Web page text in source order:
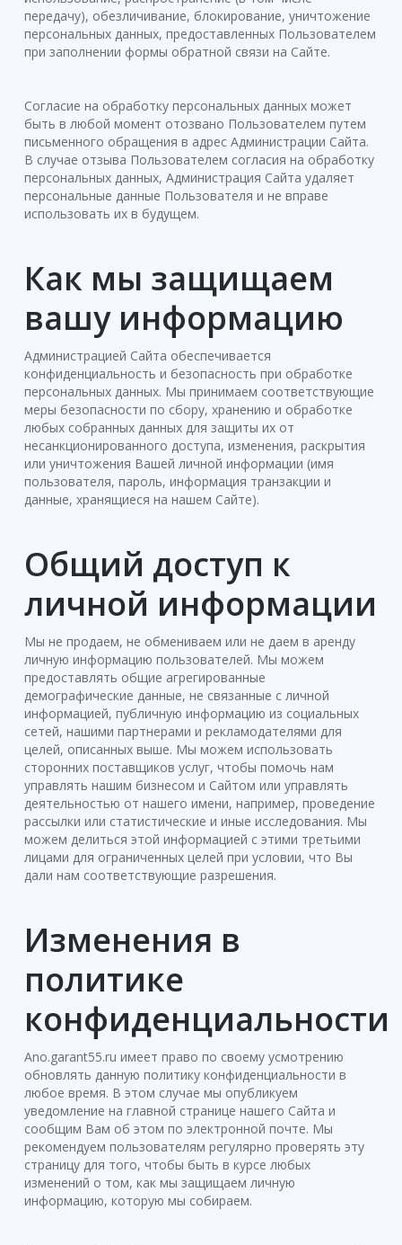
передачу), обезличивание, блокирование, уничтожение
персональных данных, предоставленных Пользователем
при заполнении формы обратной связи на Сайте.
Согласие на обработку персональных данных может
быть в любой момент отозвано Пользователем путем
письменного обращения в адрес Администрации Сайта.
В случае отзыва Пользователем согласия на обработку
персональных данных, Администрация Сайта удаляет
персональные данные Пользователя и не вправе
использовать их в будущем.
Как мы защищаем
вашу информацию
Администрацией Сайта обеспечивается
конфиденциальность и безопасность при обработке
персональных данных. Мы принимаем соответствующие
меры безопасности по сбору, хранению и обработке
любых собранных данных для защиты их от
несанкционированного доступа, изменения, раскрытия
или уничтожения Вашей личной информации (имя
пользователя, пароль, информация транзакции и
данные, хранящиеся на нашем Сайте).
Общий доступ к
личной информации
Мы не продаем, не обмениваем или не даем в аренду
личную информацию пользователей. Мы можем
предоставлять общие агрегированные
демографические данные, не связанные с личной
информацией, публичную информацию из социальных
сетей, нашими партнерами и рекламодателями для
целей, описанных выше. Мы можем использовать
сторонних поставщиков услуг, чтобы помочь нам
управлять нашим бизнесом и Сайтом или управлять
деятельностью от нашего имени, например, проведение
рассылки или статистические и иные исследования. Мы
можем делиться этой информацией с этими третьими
лицами для ограниченных целей при условии, что Вы
дали нам соответствующие разрешения.
Изменения в
политике
конфиденциальности
Ano.garant55.ru имеет право по своему усмотрению
обновлять данную политику конфиденциальности в
любое время. В этом случае мы опубликуем
уведомление на главной странице нашего Сайта и
сообщим Вам об этом по электронной почте. Мы
рекомендуем пользователям регулярно проверять эту
страницу для того, чтобы быть в курсе любых
изменений о том, как мы защищаем личную
информацию, которую мы собираем.